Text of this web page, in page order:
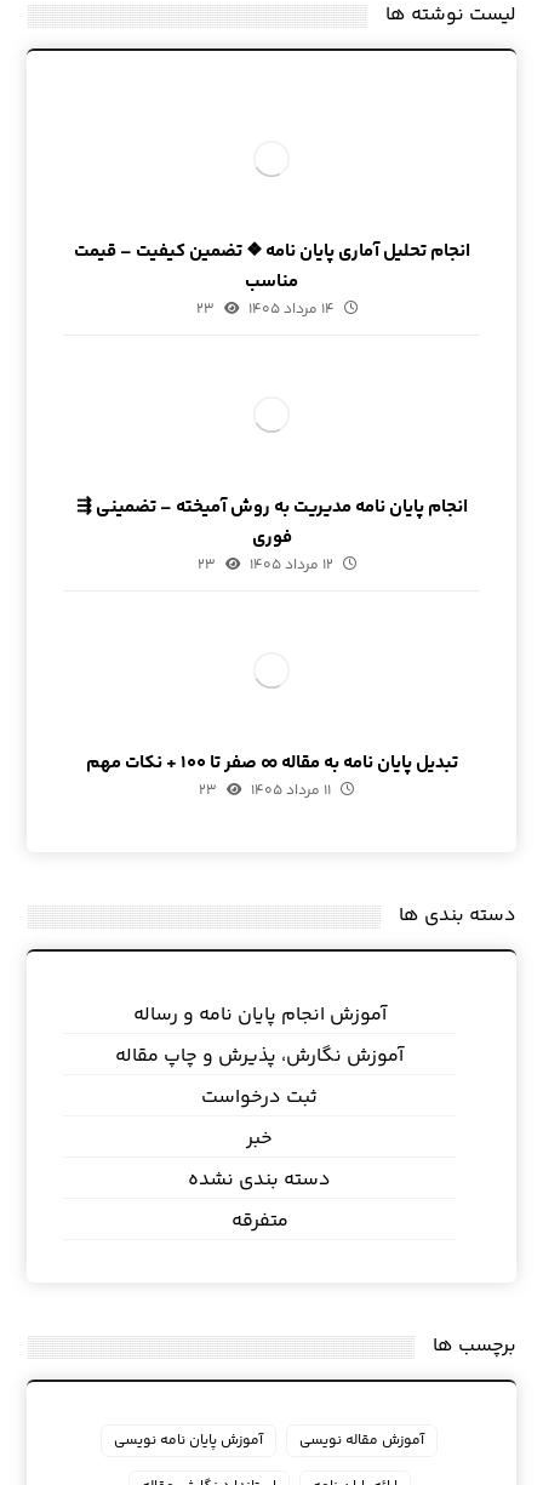
لیست نوشته ها
انجام تحلیل آماری پایان نامه ❖ تضمین کیفیت – قیمت
مناسب
۱۴ مرداد ۱۴۰۵ ۲۳
انجام پایان نامه مدیریت به روش آمیخته – تضمینی ⇶
فوری
۱۲ مرداد ۱۴۰۵ ۲۳
تبدیل پایان نامه به مقاله ∞ صفر تا ۱۰۰ + نکات مهم
۱۱ مرداد ۱۴۰۵ ۲۳
دسته بندی ها
آموزش انجام پایان نامه و رساله
آموزش نگارش، پذیرش و چاپ مقاله
ثبت درخواست
خبر
دسته بندی نشده
متفرقه
برچسب ها
آموزش مقاله نویسی
آموزش پایان نامه نویسی